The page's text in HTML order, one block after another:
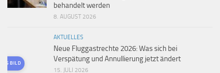
behandelt werden
8. AUGUST 2026
BILD
AKTUELLES
Neue Fluggastrechte 2026: Was sich bei
Verspätung und Annullierung jetzt ändert
15. JULI 2026